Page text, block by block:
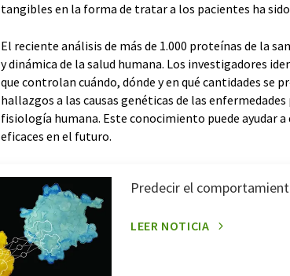
tangibles en la forma de tratar a los pacientes ha
El reciente análisis de más de 1.000 proteínas de la
y dinámica de la salud humana. Los investigadores
que controlan cuándo, dónde y en qué cantidades se
hallazgos a las causas genéticas de las
fisiología humana. Este conocimiento puede ayudar
eficaces en el futuro.
Predecir el
LEER NOTICIA